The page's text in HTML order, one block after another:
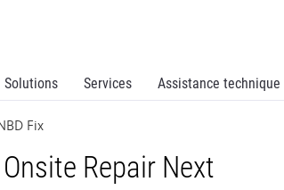
Solutions Services Assistance technique
Fix
Repair Next